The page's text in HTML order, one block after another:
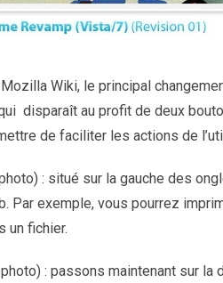
Wiki, le principal
disparaît au profit de deux
de faciliter les actions de
: situé sur la gauche des
Par exemple, vous pourrez
un fichier.
: passons maintenant sur la